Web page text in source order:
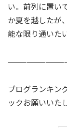
い。前列に置い
か夏を越したが
能な限り通いた
ブログランキン
ックお願いいた